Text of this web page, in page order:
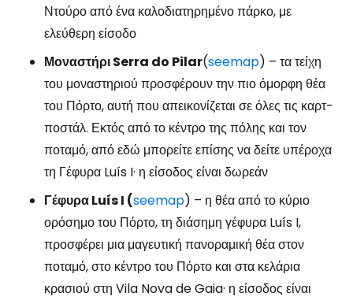
Ντούρο από ένα καλοδιατηρημένο πάρκο, με
ελεύθερη είσοδο
Μοναστήρι Serra do Pilar(seemap) – τα τείχη
του μοναστηριού προσφέρουν την πιο όμορφη θέα
του Πόρτο, αυτή που απεικονίζεται σε όλες τις καρτ-
ποστάλ. Εκτός από το κέντρο της πόλης και τον
ποταμό, από εδώ μπορείτε επίσης να δείτε υπέροχα
τη Γέφυρα Luís I· η είσοδος είναι δωρεάν
Γέφυρα Luís I (seemap) – η θέα από το κύριο
ορόσημο του Πόρτο, τη διάσημη γέφυρα Luís I,
προσφέρει μια μαγευτική πανοραμική θέα στον
ποταμό, στο κέντρο του Πόρτο και στα κελάρια
κρασιού στη Vila Nova de Gaia· η είσοδος είναι